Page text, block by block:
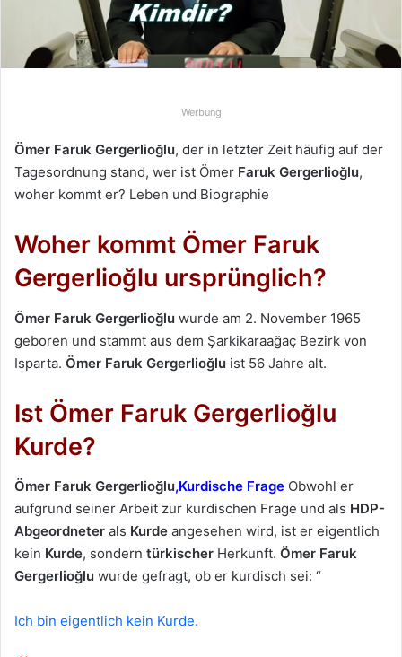
i
n
e
E
i
l
Werbung
Ömer Faruk Gergerlioğlu, der in letzter Zeit häufig auf der
Tagesordnung stand, wer ist Ömer Faruk Gergerlioğlu,
woher kommt er? Leben und Biographie
Woher kommt Ömer Faruk
Gergerlioğlu ursprünglich?
Ömer Faruk Gergerlioğlu wurde am 2. November 1965
geboren und stammt aus dem Şarkikaraağaç Bezirk von
Isparta. Ömer Faruk Gergerlioğlu ist 56 Jahre alt.
Ist Ömer Faruk Gergerlioğlu
Kurde?
Ömer Faruk Gergerlioğlu,Kurdische Frage Obwohl er
aufgrund seiner Arbeit zur kurdischen Frage und als HDP-
Abgeordneter als Kurde angesehen wird, ist er eigentlich
kein Kurde, sondern türkischer Herkunft. Ömer Faruk
Gergerlioğlu wurde gefragt, ob er kurdisch sei: “
Ich bin eigentlich kein Kurde.